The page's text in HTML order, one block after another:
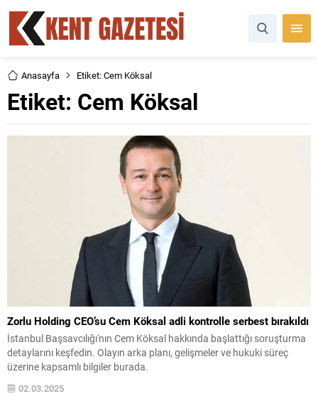
Anasayfa Etiket: Cem Köksal
Etiket: Cem Köksal
Zorlu Holding CEO’su Cem Köksal adli kontrolle serbest bırakıldı
İstanbul Başsavcılığı'nın Cem Köksal hakkında başlattığı soruşturma
detaylarını keşfedin. Olayın arka planı, gelişmeler ve hukuki süreç
üzerine kapsamlı bilgiler burada.
02.03.2025